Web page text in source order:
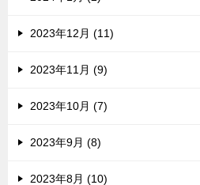
2023年12月 (11)
2023年11月 (9)
2023年10月 (7)
2023年9月 (8)
2023年8月 (10)